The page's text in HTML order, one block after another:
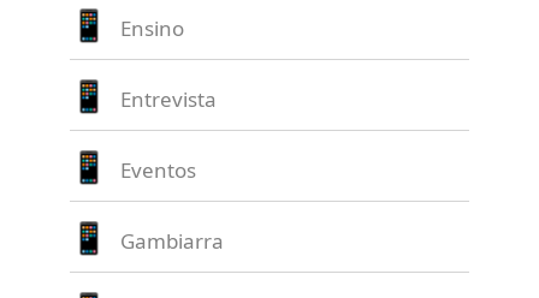
Ensino
Entrevista
Eventos
Gambiarra